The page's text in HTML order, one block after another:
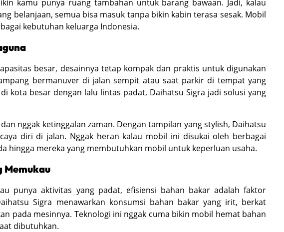
kamu punya ruang tambahan untuk barang bawaan. Jadi, kalau
belanjaan, semua bisa masuk tanpa bikin kabin terasa sesak. Mobil
kebutuhan keluarga Indonesia.
besar, desainnya tetap kompak dan praktis untuk digunakan
bermanuver di jalan sempit atau saat parkir di tempat yang
kota besar dengan lalu lintas padat, Daihatsu Sigra jadi solusi yang
nggak ketinggalan zaman. Dengan tampilan yang stylish, Daihatsu
diri di jalan. Nggak heran kalau mobil ini disukai oleh berbagai
hingga mereka yang membutuhkan mobil untuk keperluan usaha.
Memukau
punya aktivitas yang padat, efisiensi bahan bakar adalah faktor
Sigra menawarkan konsumsi bahan bakar yang irit, berkat
pada mesinnya. Teknologi ini nggak cuma bikin mobil hemat bahan
dibutuhkan.